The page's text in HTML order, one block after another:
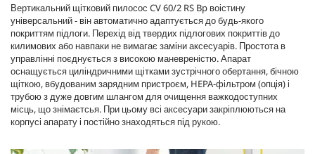
Вертикальний щітковий пилосос CV 60/2 RS Bp воістину
універсальний - він автоматично адаптується до будь-якого
покриттям підлоги. Перехід від твердих підлогових покриттів до
килимових або навпаки не вимагає заміни аксесуарів. Простота в
управлінні поєднується з високою маневреністю. Апарат
оснащується циліндричними щітками зустрічного обертання, бічною
щіткою, вбудованим зарядним пристроєм, HEPA-фільтром (опція) і
трубою з дуже довгим шлангом для очищення важкодоступних
місць, що знімаєтсья. При цьому всі аксесуари закріплюються на
корпусі апарату і постійно знаходяться під рукою.